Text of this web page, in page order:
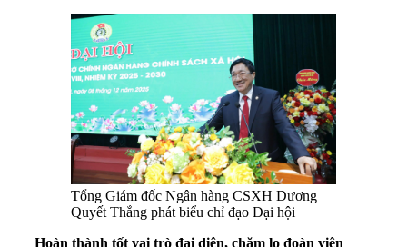
Tổng Giám đốc Ngân hàng CSXH Dương
Quyết Thắng phát biểu chỉ đạo Đại hội
Hoàn thành tốt vai trò đại diện, chăm lo đoàn viên